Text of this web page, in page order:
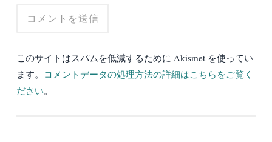
このサイトはスパムを低減するために Akismet を使ってい
ます。 コメントデータの処理方法の詳細はこちらをご覧く
ださい。